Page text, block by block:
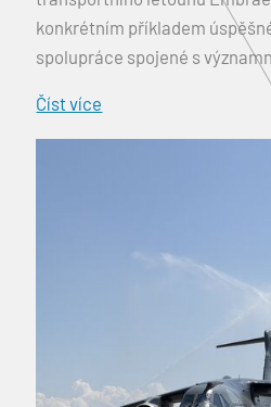
konkrétním příkladem
spolupráce spojené s
státu. AERO vyrábí důležité
všechny letouny C-390
Číst více